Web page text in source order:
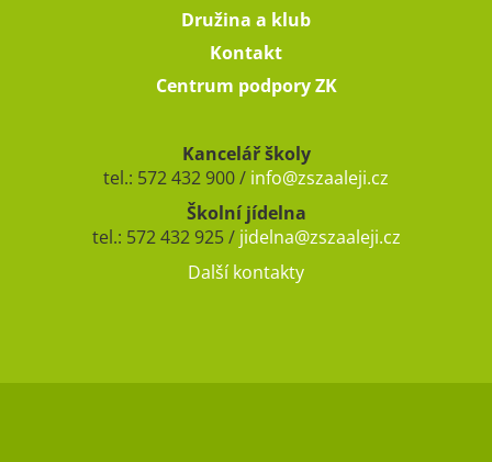
Družina a klub
Kontakt
Centrum podpory ZK
Kancelář školy
tel.: 572 432 900 / info@zszaaleji.cz
Školní jídelna
tel.: 572 432 925 / jidelna@zszaaleji.cz
Další kontakty